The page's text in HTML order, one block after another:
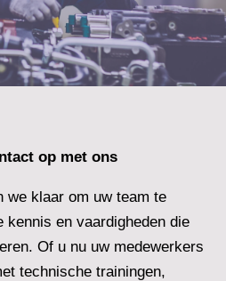
op met ons
we klaar om uw team te
kennis en vaardigheden die
Of u nu uw medewerkers
technische trainingen,